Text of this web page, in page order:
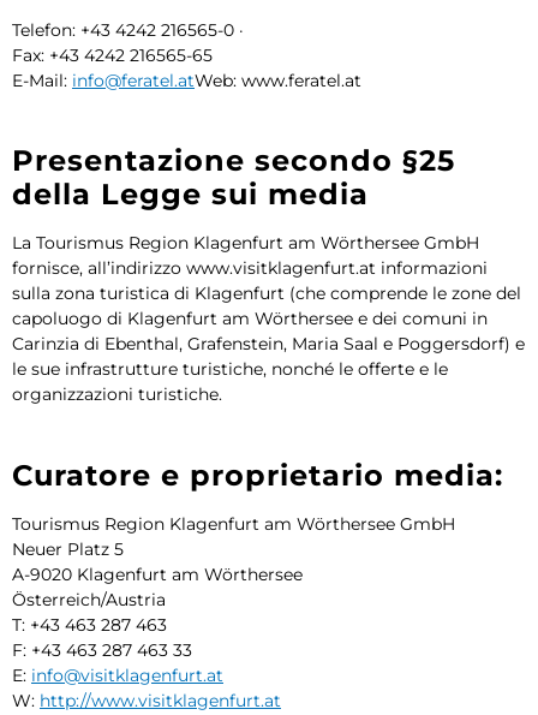
Telefon: +43 4242 216565-0 ·
Fax: +43 4242 216565-65
E-Mail: info@feratel.atWeb: www.feratel.at
Presentazione secondo §25
della Legge sui media
La Tourismus Region Klagenfurt am Wörthersee GmbH
fornisce, all’indirizzo www.visitklagenfurt.at informazioni
sulla zona turistica di Klagenfurt (che comprende le zone del
capoluogo di Klagenfurt am Wörthersee e dei comuni in
Carinzia di Ebenthal, Grafenstein, Maria Saal e Poggersdorf) e
le sue infrastrutture turistiche, nonché le offerte e le
organizzazioni turistiche.
Curatore e proprietario media:
Tourismus Region Klagenfurt am Wörthersee GmbH
Neuer Platz 5
A-9020 Klagenfurt am Wörthersee
Österreich/Austria
T: +43 463 287 463
F: +43 463 287 463 33
E: info@visitklagenfurt.at
W: http://www.visitklagenfurt.at